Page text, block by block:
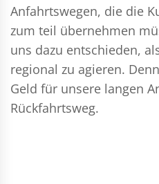
Anfahrtswegen, die die
zum teil übernehmen
uns dazu entschieden,
regional zu agieren.
Geld für unsere langen
Rückfahrtsweg.